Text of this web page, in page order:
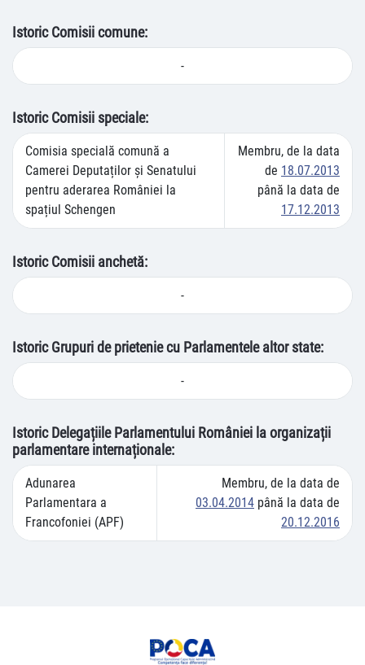
Istoric Comisii comune:
-
Istoric Comisii speciale:
Comisia specială comună a
Camerei Deputaților și Senatului
pentru aderarea României la
spațiul Schengen
Membru, de la data
de 18.07.2013
până la data de
17.12.2013
Istoric Comisii anchetă:
-
Istoric Grupuri de prietenie cu Parlamentele altor state:
-
Istoric Delegațiile Parlamentului României la organizații
parlamentare internaționale:
Adunarea
Parlamentara a
Francofoniei (APF)
Membru, de la data de
03.04.2014 până la data de
20.12.2016